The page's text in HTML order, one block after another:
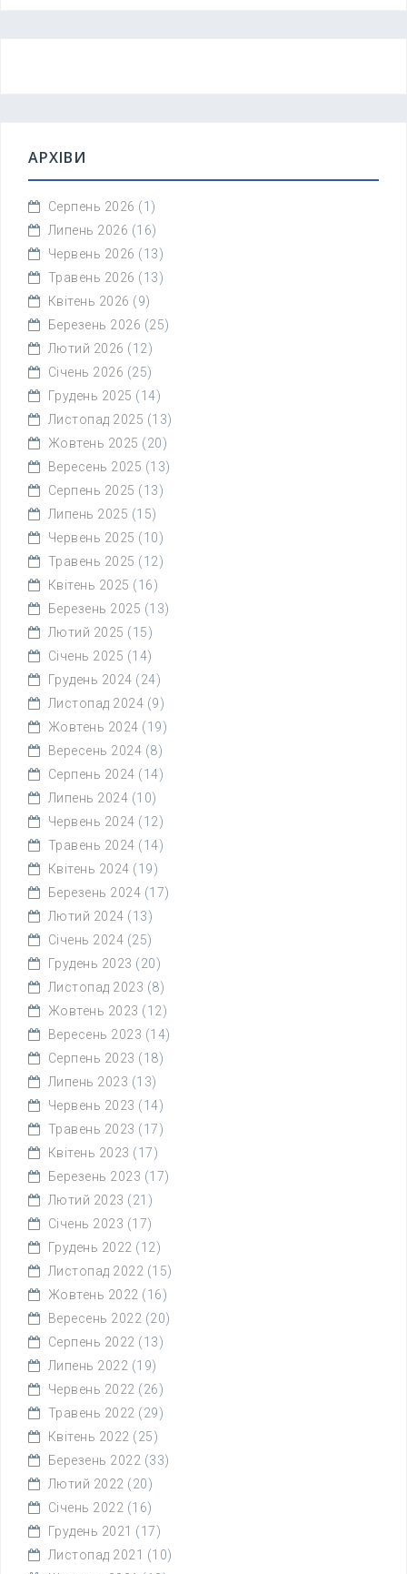
АРХІВИ
Серпень 2026 (1)
Липень 2026 (16)
Червень 2026 (13)
Травень 2026 (13)
Квітень 2026 (9)
Березень 2026 (25)
Лютий 2026 (12)
Січень 2026 (25)
Грудень 2025 (14)
Листопад 2025 (13)
Жовтень 2025 (20)
Вересень 2025 (13)
Серпень 2025 (13)
Липень 2025 (15)
Червень 2025 (10)
Травень 2025 (12)
Квітень 2025 (16)
Березень 2025 (13)
Лютий 2025 (15)
Січень 2025 (14)
Грудень 2024 (24)
Листопад 2024 (9)
Жовтень 2024 (19)
Вересень 2024 (8)
Серпень 2024 (14)
Липень 2024 (10)
Червень 2024 (12)
Травень 2024 (14)
Квітень 2024 (19)
Березень 2024 (17)
Лютий 2024 (13)
Січень 2024 (25)
Грудень 2023 (20)
Листопад 2023 (8)
Жовтень 2023 (12)
Вересень 2023 (14)
Серпень 2023 (18)
Липень 2023 (13)
Червень 2023 (14)
Травень 2023 (17)
Квітень 2023 (17)
Березень 2023 (17)
Лютий 2023 (21)
Січень 2023 (17)
Грудень 2022 (12)
Листопад 2022 (15)
Жовтень 2022 (16)
Вересень 2022 (20)
Серпень 2022 (13)
Липень 2022 (19)
Червень 2022 (26)
Травень 2022 (29)
Квітень 2022 (25)
Березень 2022 (33)
Лютий 2022 (20)
Січень 2022 (16)
Грудень 2021 (17)
Листопад 2021 (10)